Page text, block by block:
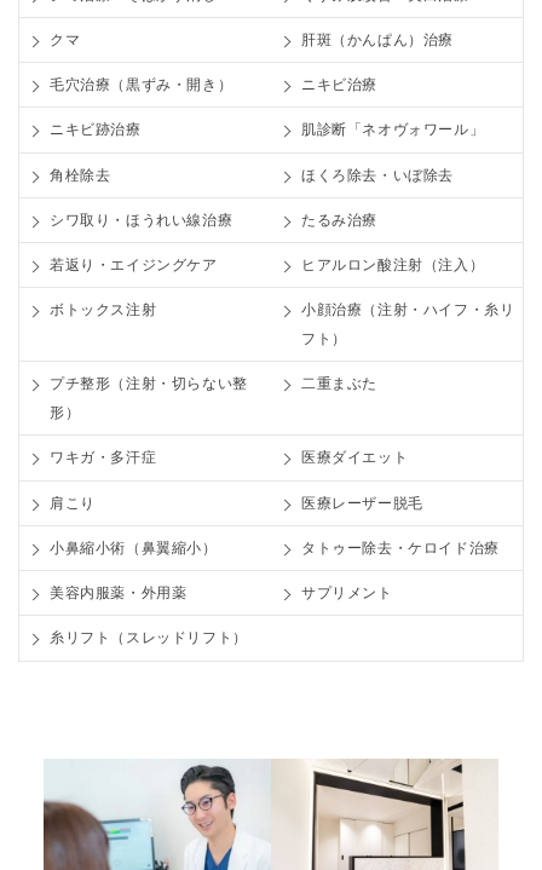
クマ 肝斑（かんぱん）治療
毛穴治療（黒ずみ・開き） ニキビ治療
ニキビ跡治療 肌診断「ネオヴォワール」
角栓除去 ほくろ除去・いぼ除去
シワ取り・ほうれい線治療 たるみ治療
若返り・エイジングケア ヒアルロン酸注射（注入）
ボトックス注射
小顔治療（注射・ハイフ・糸リ
フト）
プチ整形（注射・切らない整
形）
二重まぶた
ワキガ・多汗症 医療ダイエット
肩こり 医療レーザー脱毛
小鼻縮小術（鼻翼縮小） タトゥー除去・ケロイド治療
美容内服薬・外用薬 サプリメント
糸リフト（スレッドリフト）